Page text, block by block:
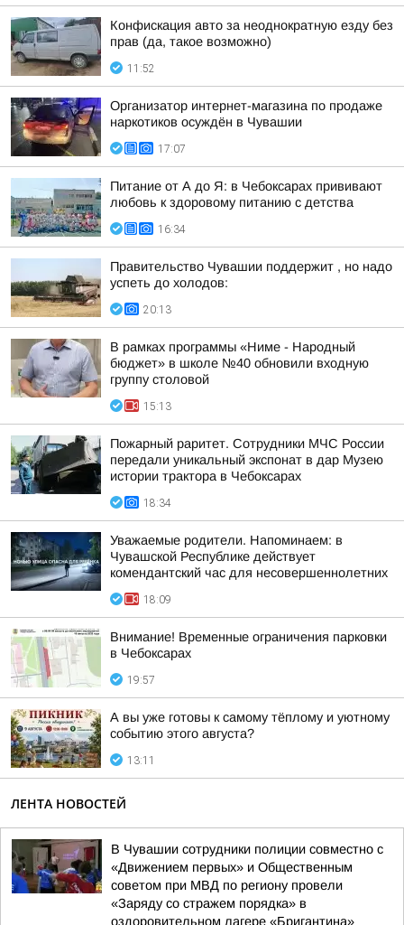
Конфискация авто за неоднократную езду без
прав (да, такое возможно)
11:52
Организатор интернет-магазина по продаже
наркотиков осуждён в Чувашии
17:07
Питание от А до Я: в Чебоксарах прививают
любовь к здоровому питанию с детства
16:34
Правительство Чувашии поддержит , но надо
успеть до холодов:
20:13
В рамках программы «Ниме - Народный
бюджет» в школе №40 обновили входную
группу столовой
15:13
Пожарный раритет. Сотрудники МЧС России
передали уникальный экспонат в дар Музею
истории трактора в Чебоксарах
18:34
Уважаемые родители. Напоминаем: в
Чувашской Республике действует
комендантский час для несовершеннолетних
18:09
Внимание! Временные ограничения парковки
в Чебоксарах
19:57
А вы уже готовы к самому тёплому и уютному
событию этого августа?
13:11
ЛЕНТА НОВОСТЕЙ
В Чувашии сотрудники полиции совместно с
«Движением первых» и Общественным
советом при МВД по региону провели
«Заряду со стражем порядка» в
оздоровительном лагере «Бригантина»